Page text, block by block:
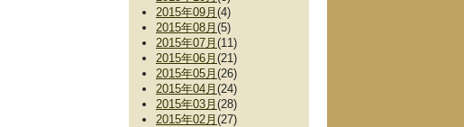
2015年09月 (4)
2015年08月 (5)
2015年07月 (11)
2015年06月 (21)
2015年05月 (26)
2015年04月 (24)
2015年03月 (28)
2015年02月 (27)